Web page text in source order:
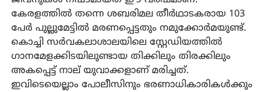
കേരളത്തില്‍ തന്നെ ശബരിമല തീര്‍ഥാടകരായ 103
പേര്‍ പുല്ലുമേട്ടില്‍ മരണപ്പെട്ടതും നമുക്കോര്‍മയുണ്ട്.
കൊച്ചി സര്‍വകലാശാലയിലെ സ്റ്റേഡിയത്തില്‍
ഗാനമേളക്കിടയിലുണ്ടായ തിക്കിലും തിരക്കിലും
അകപ്പെട്ട് നാല് യുവാക്കളാണ് മരിച്ചത്.
ഇവിടെയെല്ലാം പോലീസിനും ഭരണാധികാരികള്‍ക്കും